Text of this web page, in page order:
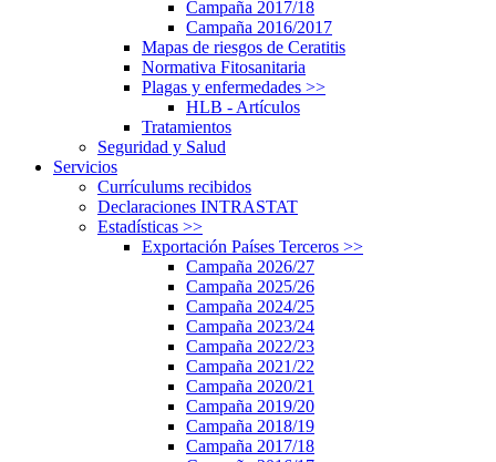
Campaña 2017/18
Campaña 2016/2017
Mapas de riesgos de Ceratitis
Normativa Fitosanitaria
Plagas y enfermedades >>
HLB - Artículos
Tratamientos
Seguridad y Salud
Servicios
Currículums recibidos
Declaraciones INTRASTAT
Estadísticas >>
Exportación Países Terceros >>
Campaña 2026/27
Campaña 2025/26
Campaña 2024/25
Campaña 2023/24
Campaña 2022/23
Campaña 2021/22
Campaña 2020/21
Campaña 2019/20
Campaña 2018/19
Campaña 2017/18